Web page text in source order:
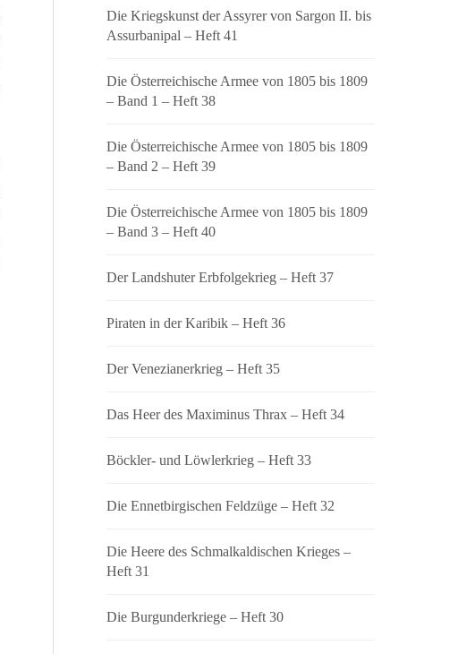
Die Kriegskunst der Assyrer von Sargon II. bis
Assurbanipal – Heft 41
Die Österreichische Armee von 1805 bis 1809
– Band 1 – Heft 38
Die Österreichische Armee von 1805 bis 1809
– Band 2 – Heft 39
Die Österreichische Armee von 1805 bis 1809
– Band 3 – Heft 40
Der Landshuter Erbfolgekrieg – Heft 37
Piraten in der Karibik – Heft 36
Der Venezianerkrieg – Heft 35
Das Heer des Maximinus Thrax – Heft 34
Böckler- und Löwlerkrieg – Heft 33
Die Ennetbirgischen Feldzüge – Heft 32
Die Heere des Schmalkaldischen Krieges –
Heft 31
Die Burgunderkriege – Heft 30